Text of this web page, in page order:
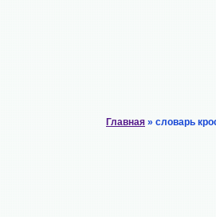
Главная » словарь